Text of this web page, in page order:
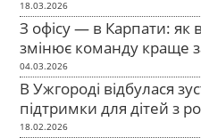
18.03.2026
З офісу — в Карпати: як
змінює команду краще
04.03.2026
В Ужгороді відбулася
підтримки для дітей з
18.02.2026